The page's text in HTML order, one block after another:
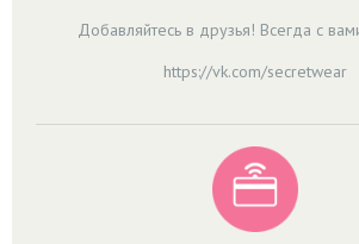
Добавляйтесь в друзья! Всегда с
https://vk.com/secretwear